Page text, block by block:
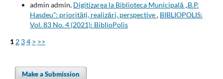
admin admin, Digitizarea la Biblioteca Municipală „B.P.
Hasdeu”: priorități, realizări, perspective, BIBLIOPOLIS:
Vol. 83 No. 4 (2021): BiblioPolis
1 2 34 > >>
Make a Submission